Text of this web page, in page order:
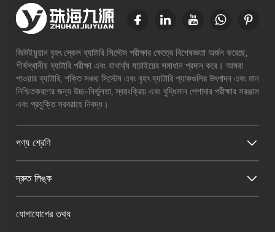
জিউইয়ুয়ান বৃহৎ স্কেল ব্যাটারি সিস্টেম পরীক্ষার ক্ষেত্রে বিশেষজ্ঞতা অর্জন করেছে,
শীর্ষস্থানীয় ব্যাটারি পরীক্ষা এবং যাথার্থ্য যাচাইয়ের সমাধান প্রদান করে। আমরা
পাওয়ার ব্যাটারি, শক্তি সঞ্চয় সিস্টেম এবং বৃহৎ ব্যাটারি প্যাকগুলির উৎপাদন এবং মান
নিশ্চিতকরণের জন্য উচ্চ-নির্ভুলতা, স্বয়ংক্রিয় এবং বুদ্ধিমান পেশাদার পরীক্ষার সরঞ্জাম
এবং প্রযুক্তি সরবরাহে নিবদ্ধ।
পণ্য শ্রেণি
দ্রুত লিঙ্ক
যোগাযোগের তথ্য